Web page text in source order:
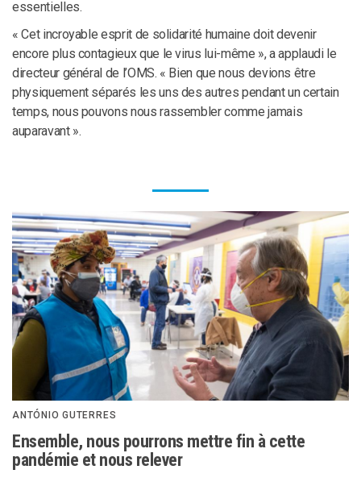
essentielles.
« Cet incroyable esprit de solidarité humaine doit devenir
encore plus contagieux que le virus lui-même », a applaudi le
directeur général de l’OMS. « Bien que nous devions être
physiquement séparés les uns des autres pendant un certain
temps, nous pouvons nous rassembler comme jamais
auparavant ».
ANTÓNIO GUTERRES
Ensemble, nous pourrons mettre fin à cette
pandémie et nous relever